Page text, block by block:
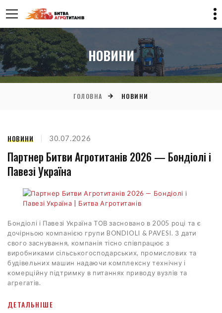
НОВИНИ
ГОЛОВНА НОВИНИ
НОВИНИ 30.07.2026
Партнер Битви Агротитанів 2026 — Бондіолі і
Павезі Україна
Бондіолі і Павезі Україна ТОВ засновано в 2005 році та є
дочірньою компанією групи BONDIOLI & PAVESI. З дати
свого заснування, компанія тісно співпрацює з
виробниками сільськогосподарських, промислових та
будівельних машин надаючи комплексну технічну і
комерційну підтримку в питаннях приводу вузлів та
агрегатів.
ДЕТАЛЬНІШЕ